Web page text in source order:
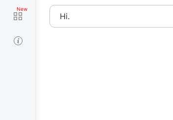
Ні.